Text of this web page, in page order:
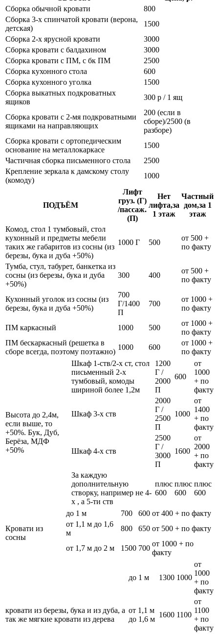
Сборка обычной кровати
800
Сборка 3-х спинчатой кровати (верона,
детская)
1500
Сборка 2-х ярусной кровати
3000
Сборка кровати с балдахином
3000
Сборка кровати с ПМ, с бк ПМ
2500
Сборка кухонного стола
600
Сборка кухонного уголка
1500
Сборка выкатных подкроватных
ящиков
300 р / 1 ящ
Сборка кровати с 2-мя подкроватными
ящиками на направляющих
200 (если в
сборе)/2500 (в
разборе)
Сборка кровати с ортопедическим
основание на металлокаркасе
1500
Частичная сборка письменного стола
2500
Крепление зеркала к дамскому столу
(комоду)
1000
ПОДЪЁМ
Лифт
груз. (Г)
/пассаж.
(П)
Нет
лифта,за
1 этаж
Частный
дом,за 1
этаж
Комод, стол 1 тумбовый, стол
кухонный и предметы мебели
таких же габаритов из сосны (из
березы, бука и дуба +50%)
1000 Г 500
от 500 +
по факту
Тумба, стул, табурет, банкетка из
сосны (из березы, бука и дуба
+50%)
300 400
от 500 +
по факту
Кухонный уголок из сосны (из
березы, бука и дуба +50%)
700
Г/1400
П
700
от 1000 +
по факту
ПМ каркасный 1000 500
от 1000 +
по факту
ПМ бескаркасный (решетка в
сборе всегда, поэтому поэтажно)
1000 600
от 1000 +
по факту
Высота до 2,4м,
если выше, то
+50%. Бук, Дуб,
Берёза, МДФ
+50%
Шкаф 1-ств/2-х ст, стол
письменный 2-х
тумбовый, комоды
шириной более 1,2м
1200
Г /
2000
П
600
от
1000
+ по
факту
Шкаф 3-х ств
2000
Г /
2500
П
1000
от
1400
+ по
факту
Шкаф 4-х ств
2500
Г /
3000
П
1600
от
2000
+ по
факту
За каждую
дополнительную
створку, например не 4-
х , а 5-ти ств
плюс
600
плюс
600
плюс
600
Кровати из
сосны
до 1 м 700 600 от 400 + по факту
от 1,1 м до 1,6
м
800 650 от 500 + по факту
от 1,7 м до 2 м 1500 700
от 1000 + по
факту
кровати из березы, бука и из дуба, а
так же мягкие кровати из дерева
до 1 м 1300 1000
от
1000
+ по
факту
от 1,1 м
до 1,6 м
1600 1100
от
1100
+ по
факту